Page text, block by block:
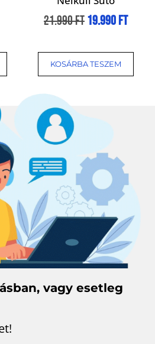
21.990Ft19.990Ft
KOSÁRBA TESZEM
vagy esetleg